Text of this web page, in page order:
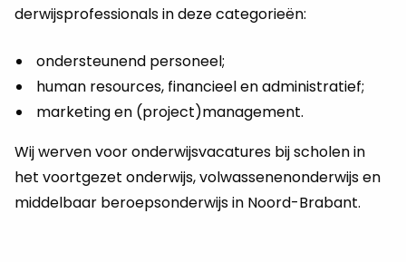
der­wijs­pro­fes­si­o­nals in deze ca­te­gorieën:
ondersteunend personeel;
human resources, financieel en administratief;
marketing en (project)management.
Wij wer­ven voor onderwijsvacatures bij scho­len in
het voort­ge­zet on­der­wijs, vol­was­se­nen­on­der­wijs en
mid­del­baar be­roeps­on­der­wijs in Noord-Brabant.